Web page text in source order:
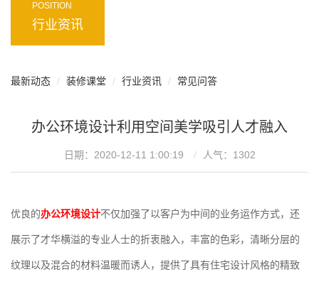
POSITION
行业资讯
最新动态 装修课堂 行业资讯 常见问答
办公环境设计利用空间美学吸引人才融入
日期：2020-12-11 1:00:19 人气： 1302
优良的办公环境设计不仅加强了以客户为中间的业务运作方式，还
展示了才华横溢的专业人士的折衷融入，丰富的色彩，清晰分层的
纹理以及混合的材料温暖而诱人，提供了具有住宅设计风格的精致